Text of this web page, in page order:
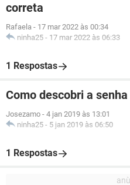
correta
Rafaela - 17 mar 2022 às 00:34
ninha25 - 17 mar 2022 às 06:33
1 Respostas
Como descobri a
Josezamo - 4 jan 2019 às 13:01
ninha25 - 5 jan 2019 às 06:50
1 Respostas